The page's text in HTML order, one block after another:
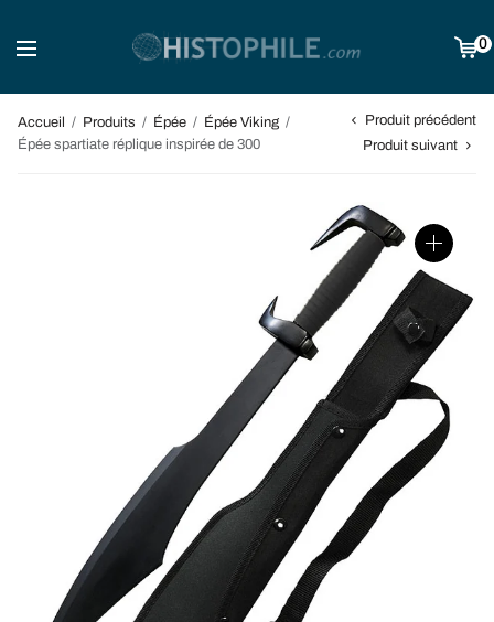
0
Accueil / Produits / Épée / Épée Viking /
Épée spartiate réplique inspirée de 300
Produit précédent
Produit suivant